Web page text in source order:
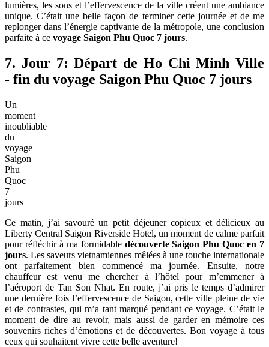
lumières, les sons et l’effervescence de la ville créent une ambiance
unique. C’était une belle façon de terminer cette journée et de me
replonger dans l’énergie captivante de la métropole, une conclusion
parfaite à ce voyage Saigon Phu Quoc 7 jours.
7. Jour 7: Départ de Ho Chi Minh Ville
- fin du voyage Saigon Phu Quoc 7 jours
Un
moment
inoubliable
du
voyage
Saigon
Phu
Quoc
7
jours
Ce matin, j’ai savouré un petit déjeuner copieux et délicieux au
Liberty Central Saigon Riverside Hotel, un moment de calme parfait
pour réfléchir à ma formidable découverte Saigon Phu Quoc en 7
jours. Les saveurs vietnamiennes mêlées à une touche internationale
ont parfaitement bien commencé ma journée. Ensuite, notre
chauffeur est venu me chercher à l’hôtel pour m’emmener à
l’aéroport de Tan Son Nhat. En route, j’ai pris le temps d’admirer
une dernière fois l’effervescence de Saigon, cette ville pleine de vie
et de contrastes, qui m’a tant marqué pendant ce voyage. C’était le
moment de dire au revoir, mais aussi de garder en mémoire ces
souvenirs riches d’émotions et de découvertes. Bon voyage à tous
ceux qui souhaitent vivre cette belle aventure!